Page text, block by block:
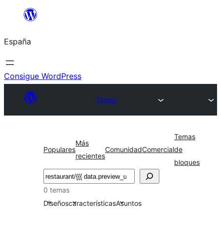
Saltar
contenido
España
Consigue WordPress
Temas
Populares
Más
recientes
ComunidadComercial
Temas
de
bloques
Buscar
0 temas
DiseñoscaracterísticasAsuntos